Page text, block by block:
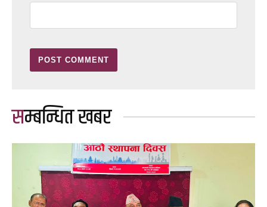
सम्बन्धित खबर